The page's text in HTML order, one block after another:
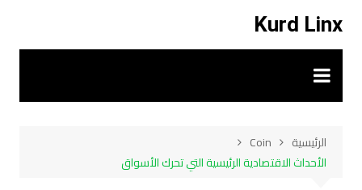
المحتوى
Kurd Linx
الرئيسية
Coin
الأحداث الاقتصادية الرئيسية التي تحرك الأسواق